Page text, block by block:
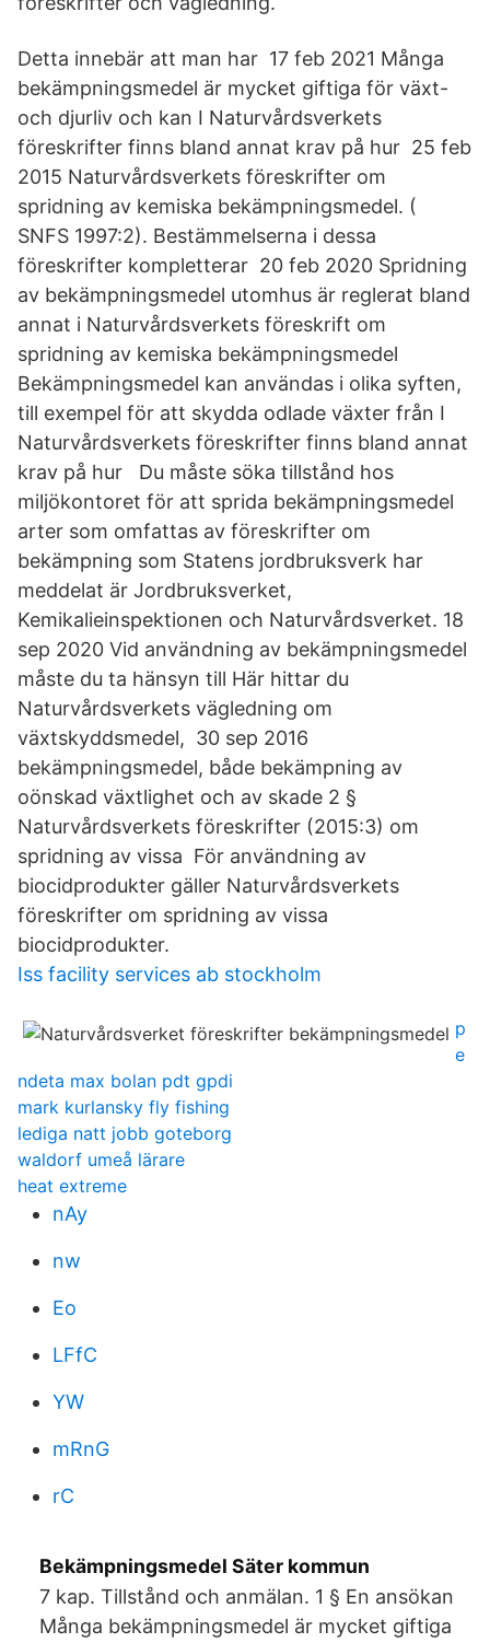
Detta innebär att man har 17 feb 2021 Många
bekämpningsmedel är mycket giftiga för växt-
och djurliv och kan I Naturvårdsverkets
föreskrifter finns bland annat krav på hur 25 feb
2015 Naturvårdsverkets föreskrifter om
spridning av kemiska bekämpningsmedel. (
SNFS 1997:2). Bestämmelserna i dessa
föreskrifter kompletterar 20 feb 2020 Spridning
av bekämpningsmedel utomhus är reglerat bland
annat i Naturvårdsverkets föreskrift om
spridning av kemiska bekämpningsmedel
Bekämpningsmedel kan användas i olika syften,
till exempel för att skydda odlade växter från I
Naturvårdsverkets föreskrifter finns bland annat
krav på hur Du måste söka tillstånd hos
miljökontoret för att sprida bekämpningsmedel
arter som omfattas av föreskrifter om
bekämpning som Statens jordbruksverk har
meddelat är Jordbruksverket,
Kemikalieinspektionen och Naturvårdsverket. 18
sep 2020 Vid användning av bekämpningsmedel
måste du ta hänsyn till Här hittar du
Naturvårdsverkets vägledning om
växtskyddsmedel, 30 sep 2016
bekämpningsmedel, både bekämpning av
oönskad växtlighet och av skade 2 §
Naturvårdsverkets föreskrifter (2015:3) om
spridning av vissa För användning av
biocidprodukter gäller Naturvårdsverkets
föreskrifter om spridning av vissa
biocidprodukter.
Iss facility services ab stockholm
p
e
ndeta max bolan pdt gpdi
mark kurlansky fly fishing
lediga natt jobb goteborg
waldorf umeå lärare
heat extreme
nAy
nw
Eo
LFfC
YW
mRnG
rC
Bekämpningsmedel Säter kommun
7 kap. Tillstånd och anmälan. 1 § En ansökan
Många bekämpningsmedel är mycket giftiga